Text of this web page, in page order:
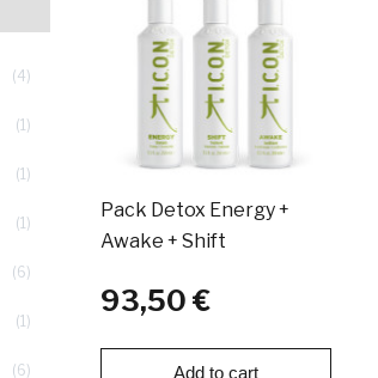
4
1
1
1
6
1
6
Pack Detox Energy +
Awake + Shift
93,50 €
Add to cart